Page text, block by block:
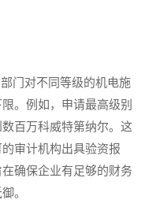
门对不同等级的机电施
。例如，申请最高级别
百万科威特第纳尔。这
审计机构出具验资报
确保企业有足够的财务
。